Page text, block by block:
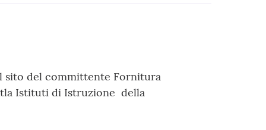
sito del committente Fornitura
Istituti di Istruzione della